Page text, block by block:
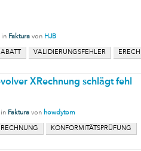
in Faktura von HJB
VALIDIERUNGSFEHLER
XRechnung schlägt fehl
in Faktura von howdytom
KONFORMITÄTSPRÜFUNG